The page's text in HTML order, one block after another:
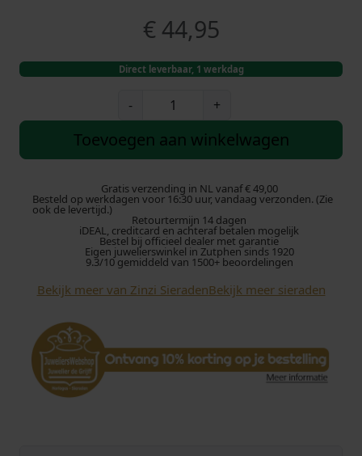
€44,95
Direct leverbaar, 1 werkdag
-
n
O
o
k
n
p
n
Z
+
Toevoegen aan winkelwagen
Gratis verzending in NL vanaf € 49,00
Besteld op werkdagen voor 16:30 uur, vandaag verzonden. (Zie
ook de levertijd.)
Retourtermijn 14 dagen
iDEAL, creditcard en achteraf betalen mogelijk
Bestel bij officieel dealer met garantie
Eigen juwelierswinkel in Zutphen sinds 1920
9.3/10 gemiddeld van 1500+ beoordelingen
Bekijk meer van Zinzi SieradenBekijk meer sieraden